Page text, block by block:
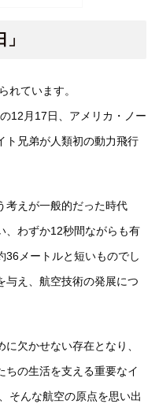
れています。
12月17日、アメリカ・ノー
ト兄弟が人類初の動力飛行
考えが一般的だった時代
、わずか12秒間ながらも有
36メートルと短いものでし
与え、航空技術の発展につ
欠かせない存在となり、
ちの生活を支える重要なイ
そんな航空の原点を思い出